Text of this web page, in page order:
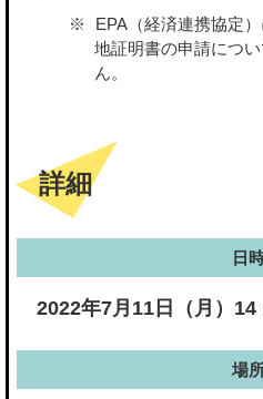
EPA（経済連携協定
地証明書の申請につ
ん。
詳細
日
2022年7月11日（月）
場